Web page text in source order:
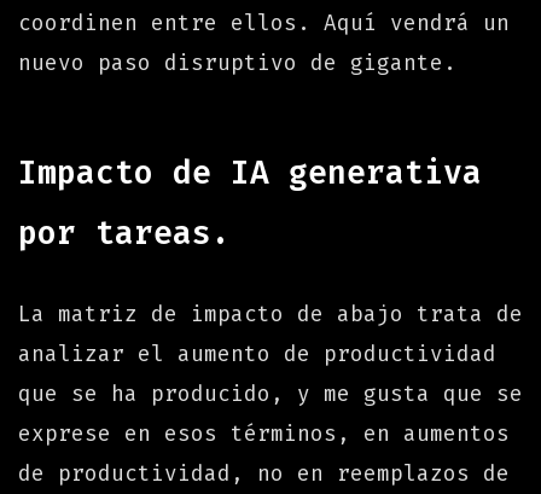
coordinen entre ellos. Aquí vendrá un
nuevo paso disruptivo de gigante.
Impacto de IA generativa
por tareas.
La matriz de impacto de abajo trata de
analizar el aumento de productividad
que se ha producido, y me gusta que se
exprese en esos términos, en aumentos
de productividad, no en reemplazos de